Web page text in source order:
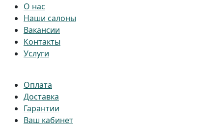
О нас
Наши салоны
Вакансии
Контакты
Услуги
Оплата
Доставка
Гарантии
Ваш кабинет